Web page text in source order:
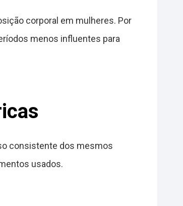
corporal em mulheres. Por
menos influentes para
consistente dos mesmos
usados.